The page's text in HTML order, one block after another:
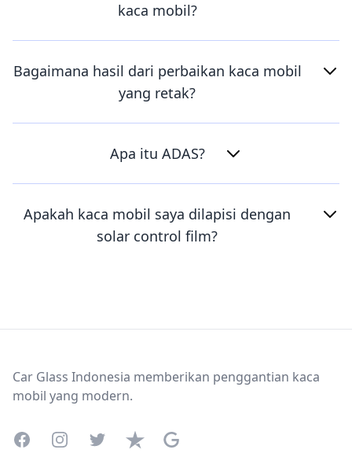
kaca mobil?
Bagaimana hasil dari perbaikan kaca mobil
yang retak?
Apa itu ADAS?
Apakah kaca mobil saya dilapisi dengan
solar control film?
Car Glass Indonesia memberikan penggantian kaca
mobil yang modern.
FacebookInstagramTwitterTrustpilotGoogle Business Profile